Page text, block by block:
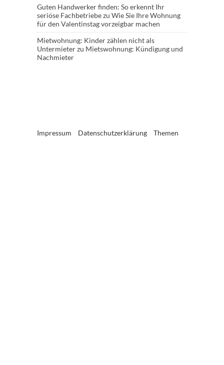
Guten Handwerker finden: So erkennt Ihr
seriöse Fachbetriebezu Wie Sie Ihre Wohnung
für den Valentinstag vorzeigbar machen
Mietwohnung: Kinder zählen nicht als
Untermieterzu Mietswohnung: Kündigung und
Nachmieter
Impressum Datenschutzerklärung Themen